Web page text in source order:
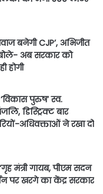
बनेगी CJP’, अभिजीत
अब सरकार को
होगी
पुरुष’ स्व.
डिस्ट्रिक्ट बार
अधिवक्ताओं ने रखा दो
मंत्री गायब, पीएम सदन
पर खरगे का केंद्र सरकार